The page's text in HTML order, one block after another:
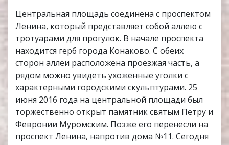
Центральная площадь соединена с проспектом
Ленина, который представляет собой аллею с
тротуарами для прогулок. В начале проспекта
находится герб города Конаково. С обеих
сторон аллеи расположена проезжая часть, а
рядом можно увидеть ухоженные уголки с
характерными городскими скульптурами. 25
июня 2016 года на центральной площади был
торжественно открыт памятник святым Петру и
Февронии Муромским. Позже его перенесли на
проспект Ленина, напротив дома №11. Сегодня